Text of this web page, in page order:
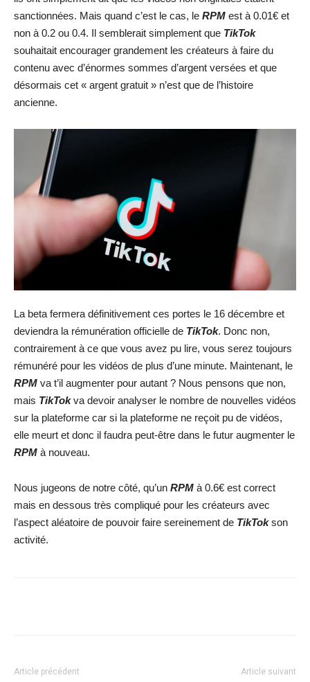
sanctionnées. Mais quand c’est le cas, le RPM est à 0.01€ et
non à 0.2 ou 0.4. Il semblerait simplement que TikTok
souhaitait encourager grandement les créateurs à faire du
contenu avec d’énormes sommes d’argent versées et que
désormais cet « argent gratuit » n’est que de l’histoire
ancienne.
La beta fermera définitivement ces portes le 16 décembre et
deviendra la rémunération officielle de TikTok. Donc non,
contrairement à ce que vous avez pu lire, vous serez toujours
rémunéré pour les vidéos de plus d’une minute. Maintenant, le
RPM va t’il augmenter pour autant ? Nous pensons que non,
mais TikTokva devoir analyser le nombre de nouvelles vidéos
sur la plateforme car si la plateforme ne reçoit pu de vidéos,
elle meurt et donc il faudra peut-être dans le futur augmenter le
RPM à nouveau.
Nous jugeons de notre côté, qu’un RPM à 0.6€ est correct
mais en dessous très compliqué pour les créateurs avec
l’aspect aléatoire de pouvoir faire sereinement de TikTokson
activité.
Article précédent Article suivant